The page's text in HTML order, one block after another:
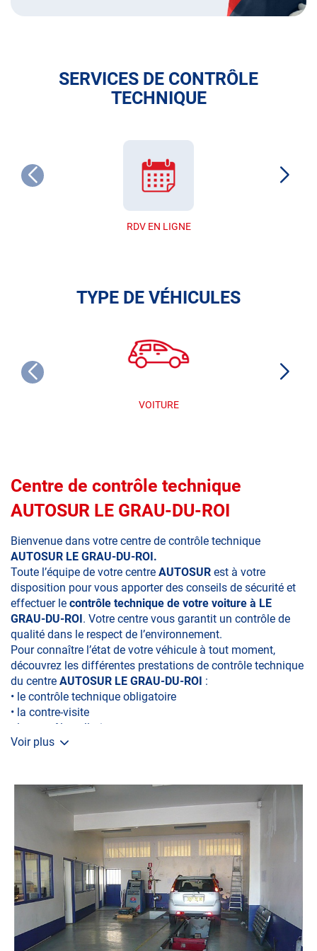
SERVICES DE CONTRÔLE
TECHNIQUE
RDV EN LIGNE
TYPE DE VÉHICULES
VOITURE
Centre de contrôle technique
AUTOSUR LE GRAU-DU-ROI
Bienvenue dans votre centre de contrôle technique
AUTOSUR LE GRAU-DU-ROI.
Toute l’équipe de votre centre AUTOSUR est à votre
disposition pour vous apporter des conseils de sécurité et
effectuer le contrôle technique de votre voiture à LE
GRAU-DU-ROI . Votre centre vous garantit un contrôle de
qualité dans le respect de l’environnement.
Pour connaître l’état de votre véhicule à tout moment,
découvrez les différentes prestations de contrôle technique
du centre AUTOSUR LE GRAU-DU-ROI :
• le contrôle technique obligatoire
• la contre-visite
• le contrôle pollution
• le contrôle des véhicules hybrides ou électriques
volontaire / partiel)
N’attendez plus pour votre sécurité et faire vérifier votre
véhicule : Prenez RDV dans votrecentre de contrôle
A très bientôt chez
AUTOSUR LE GRAU-DU-ROI
*Prestation à vérifier auprès du centre
Voir plus